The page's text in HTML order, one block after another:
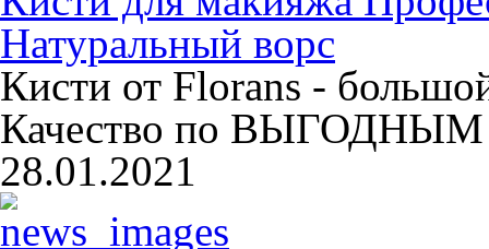
Натуральный ворс
Кисти от Florans -
Качество по ВЫГОДНЫМ
28.01.2021